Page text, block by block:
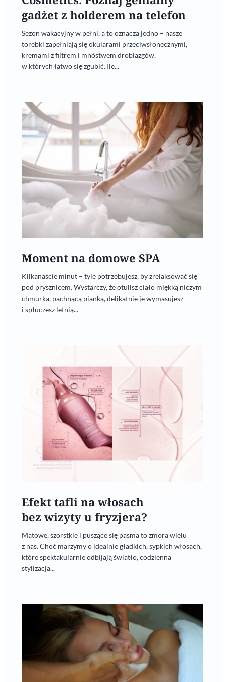
gadżet z holderem na telefon
Sezon wakacyjny w pełni, a to oznacza jedno – nasze
torebki zapełniają się okularami przeciwsłonecznymi,
kremami z filtrem i mnóstwem drobiazgów,
w których łatwo się zgubić. Ile...
Moment na domowe SPA
Kilkanaście minut – tyle potrzebujesz, by zrelaksować się
pod prysznicem. Wystarczy, że otulisz ciało miękką niczym
chmurka, pachnącą pianką, delikatnie je wymasujesz
i spłuczesz letnią...
Efekt tafli na włosach
bez wizyty u fryzjera?
Matowe, szorstkie i puszące się pasma to zmora wielu
z nas. Choć marzymy o idealnie gładkich, sypkich włosach,
które spektakularnie odbijają światło, codzienna
stylizacja...